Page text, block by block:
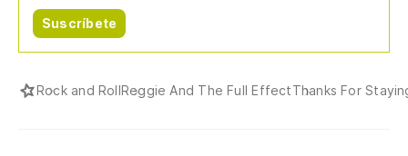
Suscríbete
Rock and RollReggie And The Full EffectThanks For